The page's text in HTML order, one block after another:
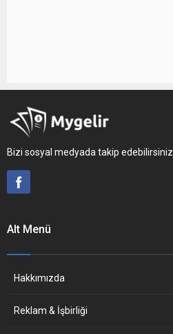
Bizi sosyal medyada takip edebilirsiniz
Alt Menü
Hakkımızda
Reklam & İşbirliği